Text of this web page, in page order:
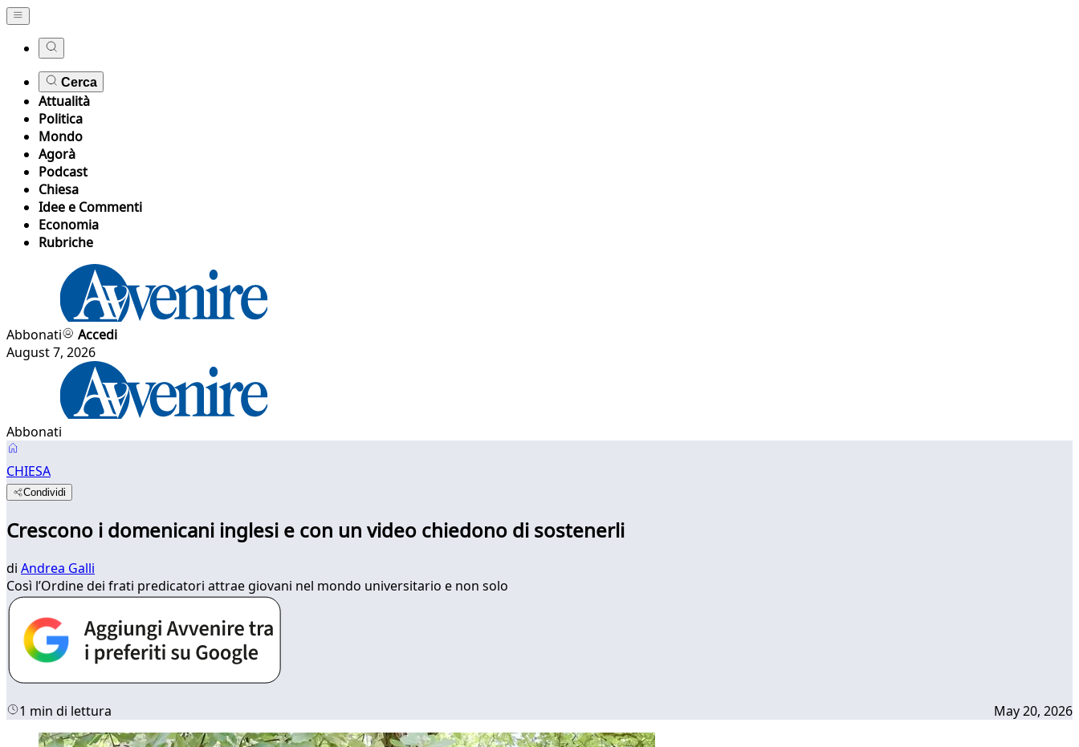
Cerca
Attualità
Politica
Mondo
Agorà
Podcast
Chiesa
Idee e Commenti
Economia
Rubriche
Abbonati
Accedi
August 7, 2026
Abbonati
CHIESA
Condividi
Crescono i domenicani inglesi e con un video chiedono di sostenerli
di Andrea Galli
Così l’Ordine dei frati predicatori attrae giovani nel mondo universitario e non solo
1 min di lettura May 20, 2026